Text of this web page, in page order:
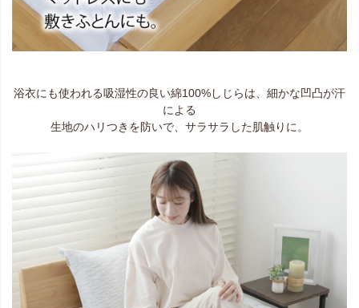
浴衣にも使われる吸湿性の良い綿100%しじらは、細かな凹凸が汗
による
生地のハリつきを防いで、サラサラした肌触りに。